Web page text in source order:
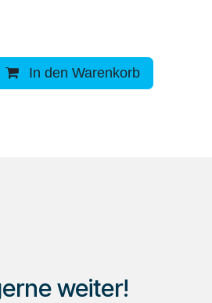
In den Warenkorb
weiter!